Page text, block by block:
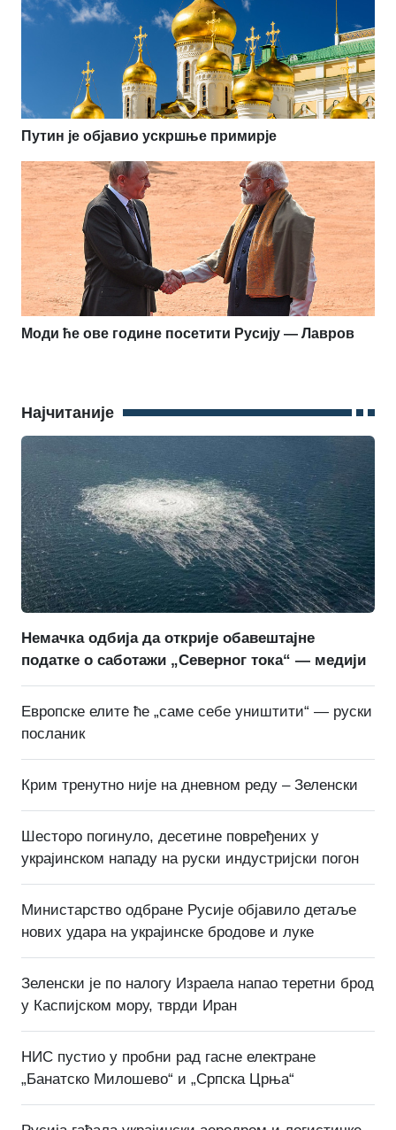
Путин је објавио ускршње примирје
Моди ће ове године посетити Русију — Лавров
Најчитаније
Немачка одбија да открије обавештајне
податке о саботажи „Северног тока“ — медији
Европске елите ће „саме себе уништити“ — руски
посланик
Крим тренутно није на дневном реду – Зеленски
Шесторо погинуло, десетине повређених у
украјинском нападу на руски индустријски погон
Министарство одбране Русије објавило детаље
нових удара на украјинске бродове и луке
Зеленски је по налогу Израела напао теретни брод
у Каспијском мору, тврди Иран
НИС пустио у пробни рад гасне електране
„Банатско Милошево“ и „Српска Црња“